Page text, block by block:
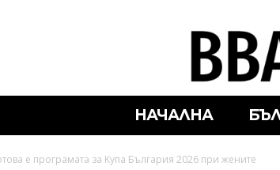
НАЧАЛНА
е програмата за Kупа България 2026 при жените